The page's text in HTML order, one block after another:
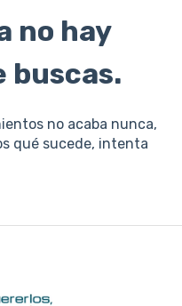
no hay
buscas.
no acaba nunca,
qué sucede, intenta